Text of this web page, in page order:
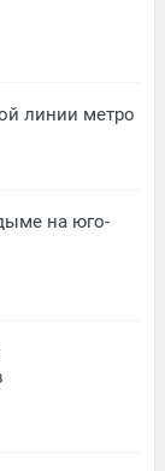
линии метро
на юго-